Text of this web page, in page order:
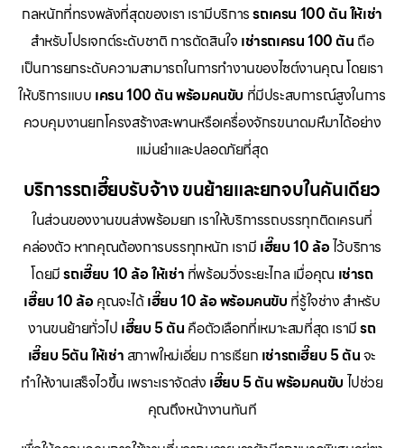
กลหนักที่ทรงพลังที่สุดของเรา เรามีบริการรถเครน 100 ตัน ให้เช่า
สำหรับโปรเจกต์ระดับชาติ การตัดสินใจ เช่ารถเครน 100 ตัน ถือ
เป็นการยกระดับความสามารถในการทำงานของไซต์งานคุณ โดยเรา
ให้บริการแบบ เครน 100 ตัน พร้อมคนขับ ที่มีประสบการณ์สูงในการ
ควบคุมงานยกโครงสร้างสะพานหรือเครื่องจักรขนาดมหึมาได้อย่าง
แม่นยำและปลอดภัยที่สุด
บริการรถเฮี๊ยบรับจ้าง ขนย้ายและยกจบในคันเดียว
ในส่วนของงานขนส่งพร้อมยก เราให้บริการรถบรรทุกติดเครนที่
คล่องตัว หากคุณต้องการบรรทุกหนัก เรามี เฮี๊ยบ 10 ล้อไว้บริการ
โดยมีรถเฮี๊ยบ 10 ล้อ ให้เช่า ที่พร้อมวิ่งระยะไกล เมื่อคุณ เช่ารถ
เฮี๊ยบ 10 ล้อคุณจะได้เฮี๊ยบ 10 ล้อ พร้อมคนขับ ที่รู้ใจช่าง สำหรับ
งานขนย้ายทั่วไป เฮี๊ยบ 5 ตัน คือตัวเลือกที่เหมาะสมที่สุด เรามีรถ
เฮี๊ยบ 5ตัน ให้เช่า สภาพใหม่เอี่ยม การเรียก เช่ารถเฮี๊ยบ 5 ตันจะ
ทำให้งานเสร็จไวขึ้น เพราะเราจัดส่ง เฮี๊ยบ 5 ตัน พร้อมคนขับ ไปช่วย
คุณถึงหน้างานทันที